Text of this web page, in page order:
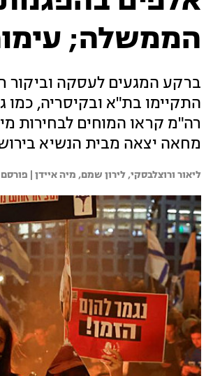
הממשלה;
ברקע המגעים לעסקה וביקור
התקיימו בת"א ובקיסריה, כמו
מחאה יצאה מבית הנשיא
ליאור ורוצלבסקי, לירון שמם, מיה איידן |